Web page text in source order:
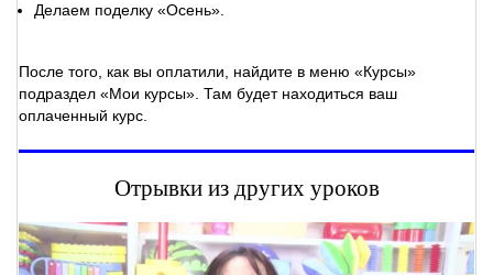
Делаем поделку «Осень».
После того, как вы оплатили, найдите в меню «Курсы»
подраздел «Мои курсы». Там будет находиться ваш
оплаченный курс.
Отрывки из других уроков